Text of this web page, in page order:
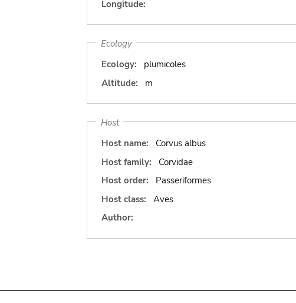
Longitude:
Ecology
Ecology:
plumicoles
Altitude:
m
Host
Host name:
Corvus albus
Host family:
Corvidae
Host order:
Passeriformes
Host class:
Aves
Author: